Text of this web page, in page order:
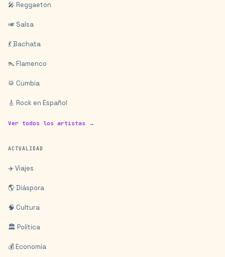
🎤 Reggaeton
🎺 Salsa
💃 Bachata
👠 Flamenco
🥁 Cumbia
🎸 Rock en Español
Ver todos los artistas →
ACTUALIDAD
✈️ Viajes
🌎 Diáspora
🧠 Cultura
🏛️ Política
💰 Economía